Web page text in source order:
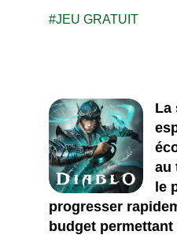
JEU GRATUIT
La
au
le
progresser
budget